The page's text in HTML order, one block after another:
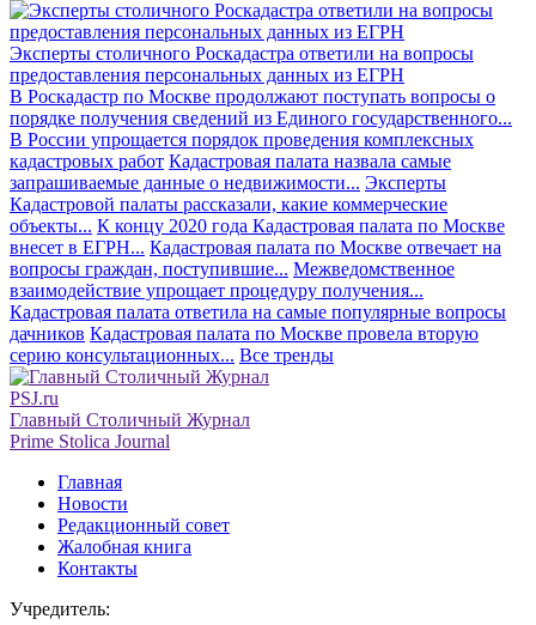
Эксперты столичного Роскадастра ответили на вопросы
предоставления персональных данных из ЕГРН
В Роскадастр по Москве продолжают поступать вопросы о
порядке получения сведений из Единого государственного...
В России упрощается порядок проведения комплексных
кадастровых работ Кадастровая палата назвала самые
запрашиваемые данные о недвижимости... Эксперты
Кадастровой палаты рассказали, какие коммерческие
объекты... К концу 2020 года Кадастровая палата по Москве
внесет в ЕГРН... Кадастровая палата по Москве отвечает на
вопросы граждан, поступившие... Межведомственное
взаимодействие упрощает процедуру получения...
Кадастровая палата ответила на самые популярные вопросы
дачников Кадастровая палата по Москве провела вторую
серию консультационных... Все тренды
PSJ.ru
Главный Столичный Журнал
Prime Stolica Journal
Главная
Новости
Редакционный совет
Жалобная книга
Контакты
Учредитель: